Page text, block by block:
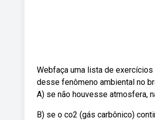
Webfaça uma lista de
desse fenômeno ambiental no
A) se não houvesse atmosfera,
B) se o co2 (gás carbônico)